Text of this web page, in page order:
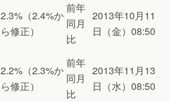
2.3%（2.4%か
ら修正）
前年
同月
比
2013年10月11
日（金）08:50
2.2%（2.3%か
ら修正）
前年
同月
比
2013年11月13
日（水）08:50